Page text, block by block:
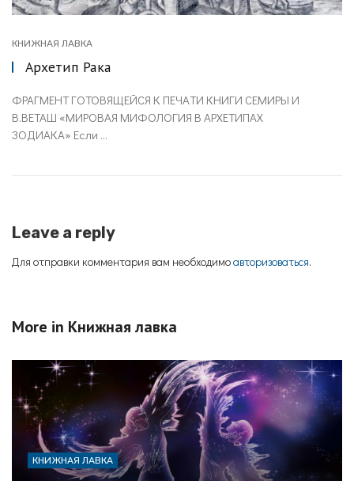
КНИЖНАЯ ЛАВКА
Архетип Рака
ФРАГМЕНТ ГОТОВЯЩЕЙСЯ К ПЕЧАТИ КНИГИ СЕМИРЫ И
В.ВЕТАШ «МИРОВАЯ МИФОЛОГИЯ В АРХЕТИПАХ
ЗОДИАКА» Если ...
Leave a reply
Для отправки комментария вам необходимоавторизоваться.
More in Книжная лавка
КНИЖНАЯ ЛАВКА